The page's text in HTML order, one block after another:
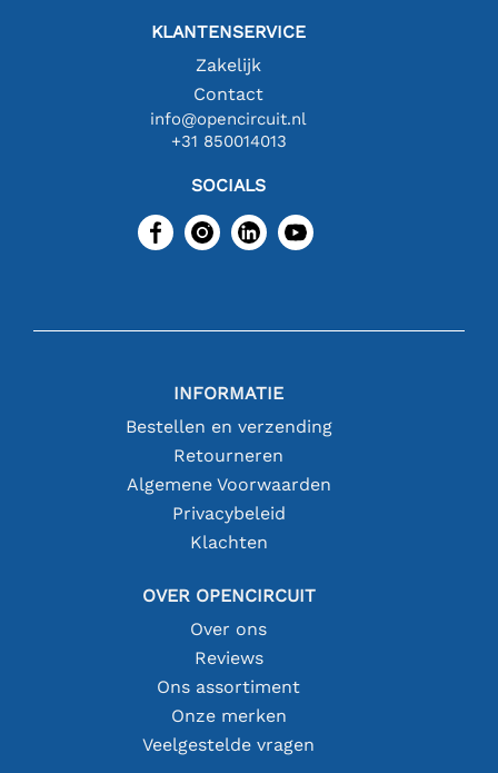
KLANTENSERVICE
Zakelijk
Contact
info@opencircuit.nl
+31 850014013
SOCIALS
INFORMATIE
Bestellen en verzending
Retourneren
Algemene Voorwaarden
Privacybeleid
Klachten
OVER OPENCIRCUIT
Over ons
Reviews
Ons assortiment
Onze merken
Veelgestelde vragen